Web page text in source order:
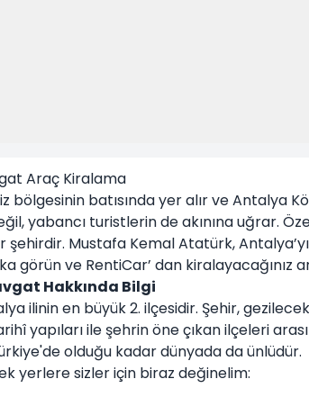
Araç Kiralama
bölgesinin batısında yer alır ve Antalya
yabancı turistlerin de akınına uğrar.
şehirdir. Mustafa Kemal Atatürk,
görün ve RentiCar’ dan kiralayacağınız
Hakkında Bilgi
ilinin en büyük 2. ilçesidir. Şehir,
yapıları ile şehrin öne çıkan ilçeleri
olduğu kadar dünyada da ünlüdür.
yerlere sizler için biraz değinelim: